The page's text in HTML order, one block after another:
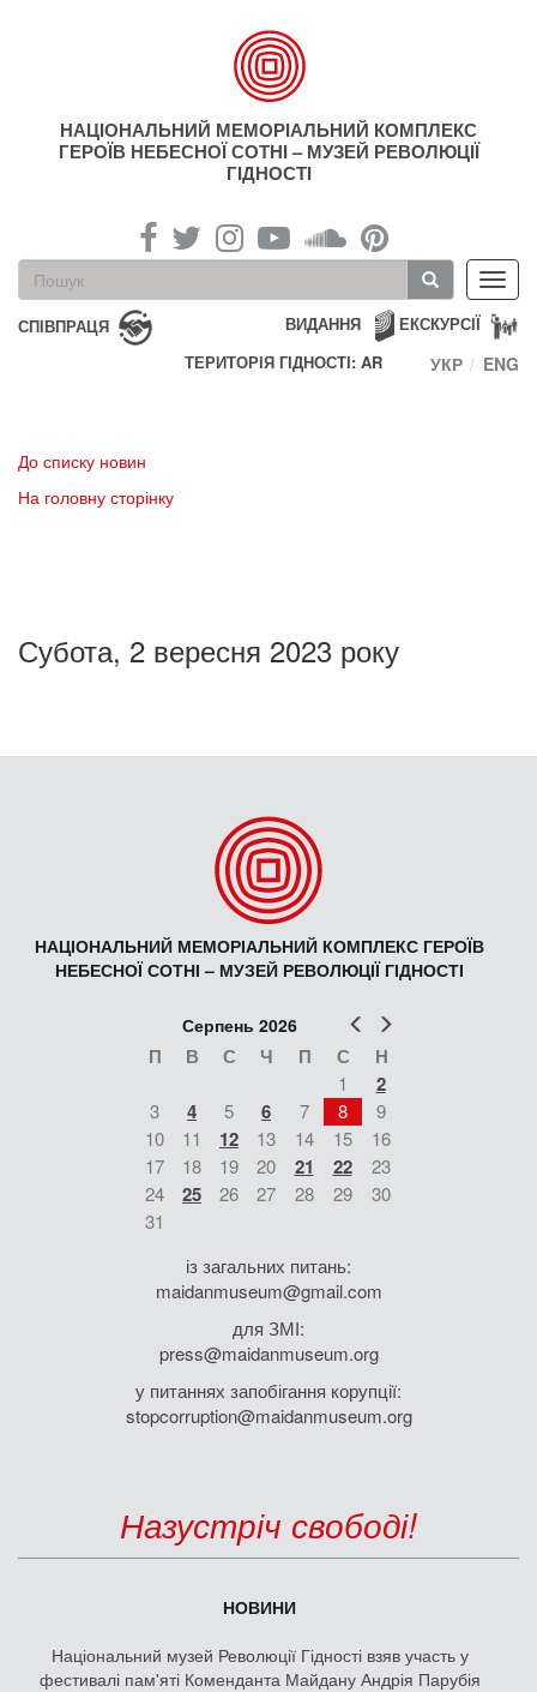
НАЦІОНАЛЬНИЙ МЕМОРІАЛЬНИЙ КОМПЛЕКС
ГЕРОЇВ НЕБЕСНОЇ СОТНІ – МУЗЕЙ РЕВОЛЮЦІЇ
ГІДНОСТІ
Пошукова
форма
Пошук
СПІВПРАЦЯ ЕКСКУРСІЇ
ВИДАННЯ
ТЕРИТОРІЯ ГІДНОСТІ: AR
УКР ENG
До списку новин
На головну сторінку
Субота, 2 вересня 2023 року
НАЦІОНАЛЬНИЙ МЕМОРІАЛЬНИЙ КОМПЛЕКС ГЕРОЇВ
НЕБЕСНОЇ СОТНІ – МУЗЕЙ РЕВОЛЮЦІЇ ГІДНОСТІ
Попер
Серпень 2026
П В С Ч П С Н
1 2
3 4 5 6 7 8
9
10
11 12 13 14 15
16
17
18 19 20 21 22
23
24
25 26 27 28 29
30
31
із загальних питань:
maidanmuseum@gmail.com
для ЗМІ:
press@maidanmuseum.org
у питаннях запобігання корупції:
stopcorruption@maidanmuseum.org
Назустріч свободі!
НОВИНИ
Національний музей Революції Гідності взяв участь у
фестивалі пам'яті Коменданта Майдану Андрія Парубія